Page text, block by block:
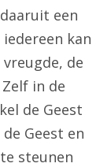
een
kan
de
in de
de Geest
Geest en
steunen